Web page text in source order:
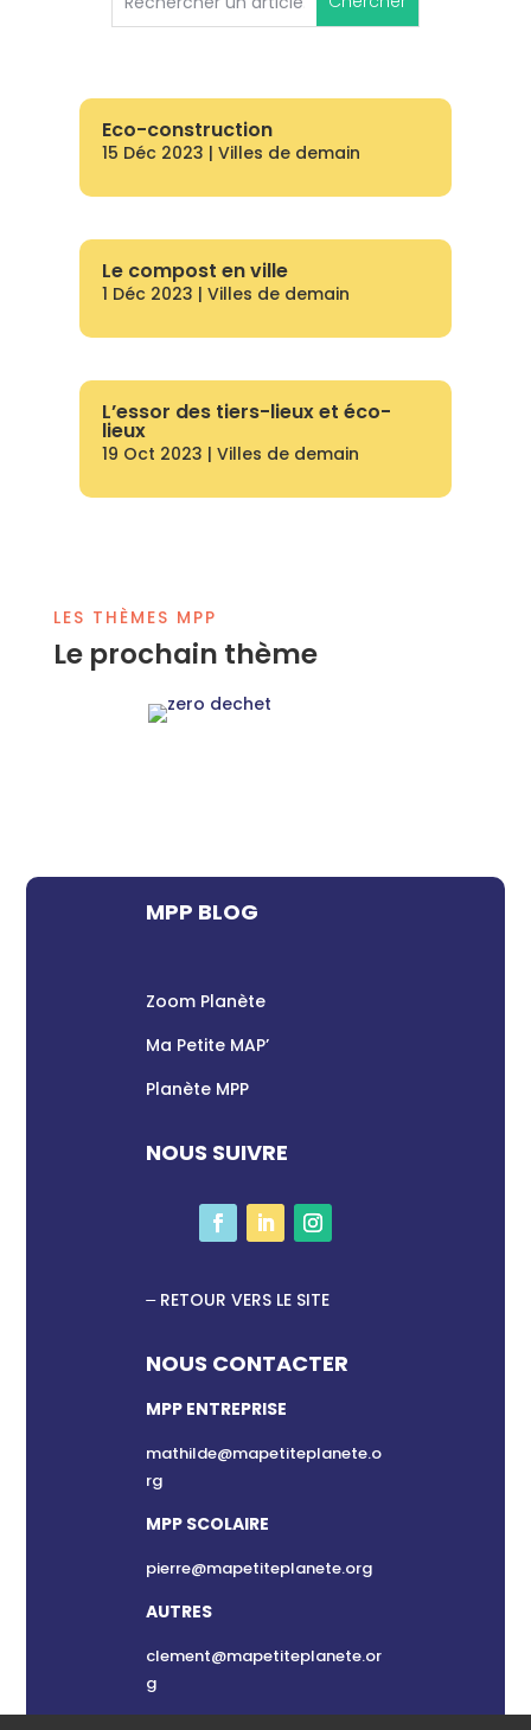
Eco-construction
15 Déc 2023 |Villes de demain
Le compost en ville
1 Déc 2023 |Villes de demain
L’essor des tiers-lieux et éco-
lieux
19 Oct 2023 |Villes de demain
LES THÈMES MPP
Le prochain thème
MPP BLOG
Zoom Planète
Ma Petite MAP’
Planète MPP
NOUS SUIVRE
RETOUR VERS LE SITE
NOUS CONTACTER
MPP ENTREPRISE
mathilde@mapetiteplanete.o
rg
MPP SCOLAIRE
pierre@mapetiteplanete.org
AUTRES
clement@mapetiteplanete.or
g